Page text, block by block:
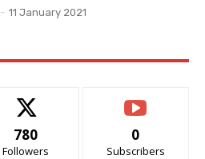
- 11 January 2021
780
Followers
0
Subscribers